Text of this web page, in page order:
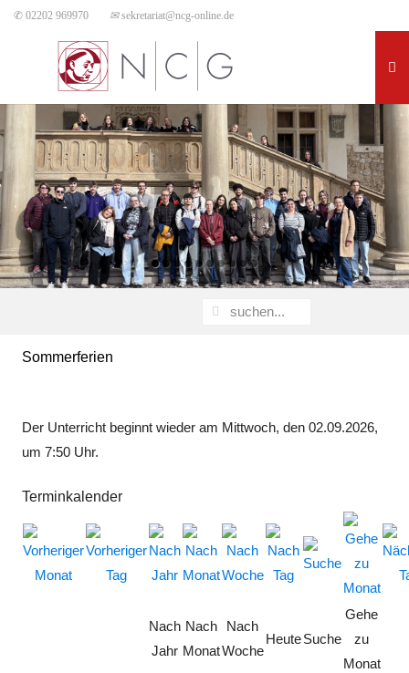
✆ 02202 969970 ✉sekretariat@ncg-online.de
Sommerferien
Der Unterricht beginnt wieder am Mittwoch, den 02.09.2026,
um 7:50 Uhr.
Terminkalender
Nach
Jahr
Nach
Monat
Nach
Woche
HeuteSuche
Gehe
zu
Monat